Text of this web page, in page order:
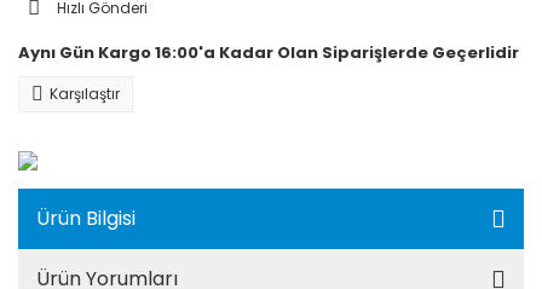
Hızlı Gönderi
Aynı Gün Kargo 16:00'a Kadar Olan Siparişlerde Geçerlidir
Karşılaştır
Ürün Bilgisi
Ürün Yorumları